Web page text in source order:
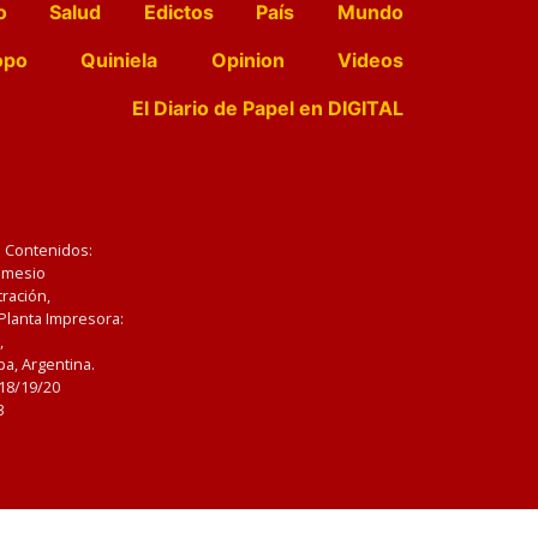
Salud Edictos País
Mundo
Quiniela Opinion
Videos
El Diario de Papel en DIGITAL
Impresora:
Argentina.
19/20